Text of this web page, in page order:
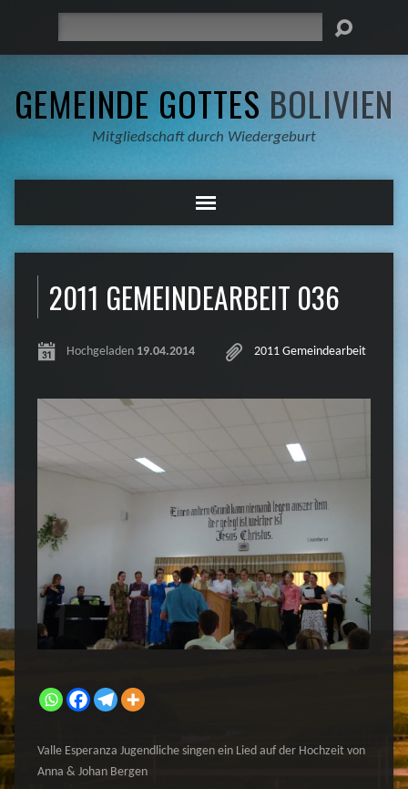
GEMEINDE GOTTES BOLIVIEN
Mitgliedschaft durch Wiedergeburt
2011 GEMEINDEARBEIT 036
Hochgeladen 19.04.2014 2011 Gemeindearbeit
Valle Esperanza Jugendliche singen ein Lied auf der Hochzeit von
Anna & Johan Bergen